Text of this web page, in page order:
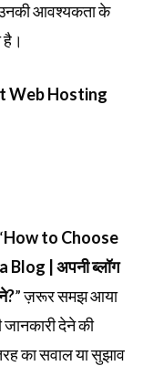
आवश्यकता के
Web Hosting
How to Choose
| अपनी ब्लॉग
” ज़रूर समझ आया
देने की
का सवाल या सुझाव